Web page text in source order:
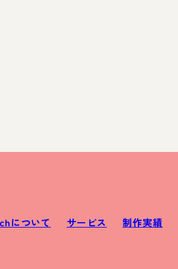
について サービス 制作実績